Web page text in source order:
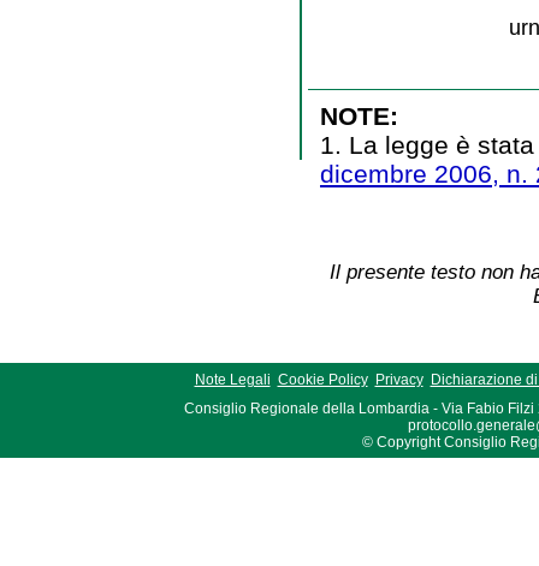
NOTE:
1. La legge è
dicembre 2006, n.
Il presente testo non
Note Legali Cookie Policy Privacy Dichiarazione
Consiglio Regionale della Lombardia - Via Fabio Filzi
© Copyright Consiglio